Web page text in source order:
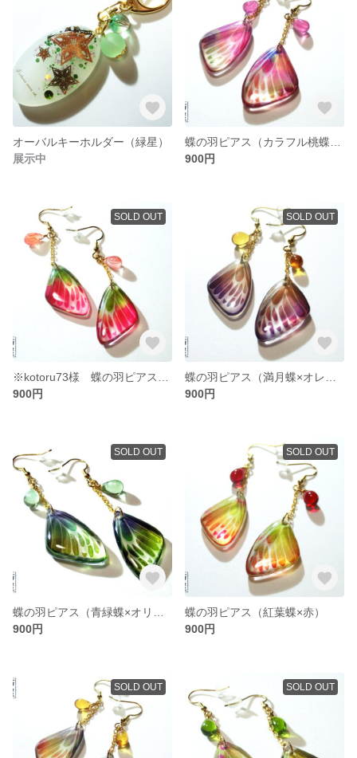
オーバルキーホルダー（緑星）
展示中
900円
SOLD OUT
900円
SOLD OUT
900円
SOLD OUT
900円
SOLD OUT
蝶の羽ピアス（紅葉蝶×赤）
900円
SOLD OUT SOLD OUT